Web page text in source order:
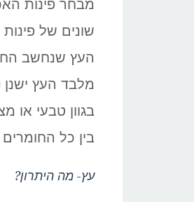
מבחר פינות
שונים של
העץ שנחשב
בגוון טבעי או
בין כל
עץ- מה היתרון?